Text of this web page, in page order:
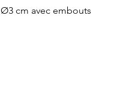
cm avec embouts